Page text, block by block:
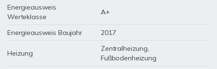
Energieausweis
Werteklasse
A+
Energieausweis Baujahr 2017
Heizung
Zentralheizung,
Fußbodenheizung